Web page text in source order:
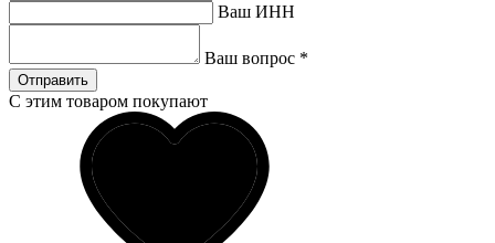
Ваш ИНН
Ваш вопрос *
Отправить
С этим товаром покупают